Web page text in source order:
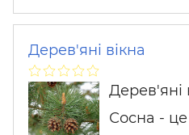
Дерев'яні вікна
Дерев'яні
Сосна -